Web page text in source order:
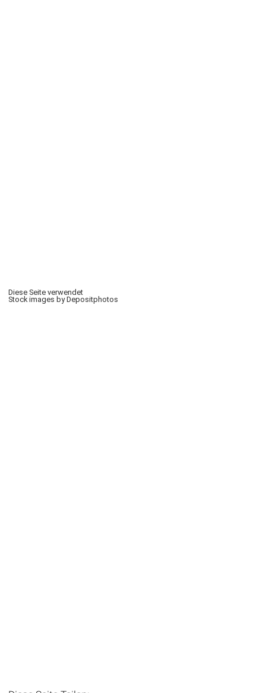
Diese Seite verwendet
Stock images by Depositphotos